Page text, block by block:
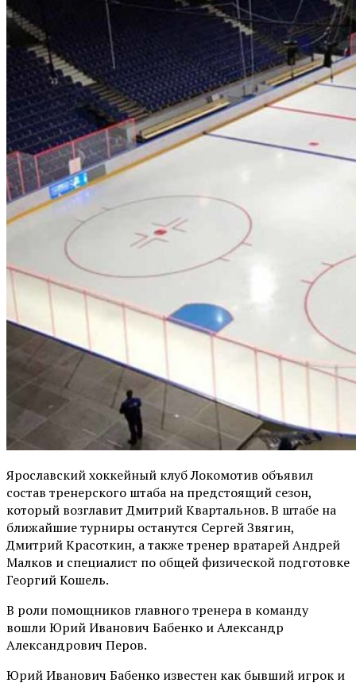
Ярославский хоккейный клуб Локомотив объявил
состав тренерского штаба на предстоящий сезон,
который возглавит Дмитрий Квартальнов. В штабе на
ближайшие турниры останутся Сергей Звягин,
Дмитрий Красоткин, а также тренер вратарей Андрей
Малков и специалист по общей физической подготовке
Георгий Кошель.
В роли помощников главного тренера в команду
вошли Юрий Иванович Бабенко и Александр
Александрович Перов.
Юрий Иванович Бабенко известен как бывший игрок и